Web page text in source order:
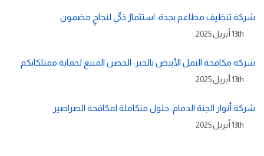
شركة تنظيف مطاعم بجدة: استثمارٌ ذكيٌ لنجاحٍ مضمون
13th أبريل 2025
شركة مكافحة النمل الأبيض بالخبر: الحصن المنيع لحماية ممتلكاتكم
13th أبريل 2025
شركة أنوار الجنة الدمام: حلول متكاملة لمكافحة الصراصير
13th أبريل 2025